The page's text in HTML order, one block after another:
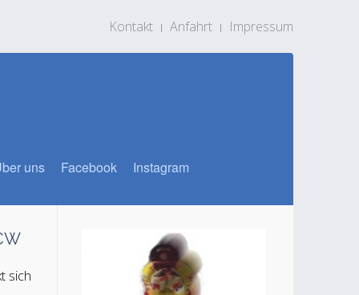
Kontakt Anfahrt Impressum
uns Facebook Instagram
sich